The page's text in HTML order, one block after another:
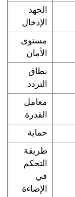
الجهد
الإدخال
مستوى
الأمان
نطاق
التردد
معامل
القدرة
حماية
طريقة
التحكم
في
الإضاءة